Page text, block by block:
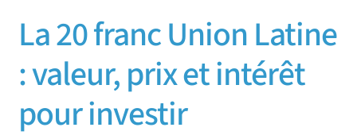
menu
ARGENT MÉTAL & PLATINOÏDES
Ouvrir
RACHAT D’OR
La 20 franc Union Latine
: valeur, prix et intérêt
pour investir